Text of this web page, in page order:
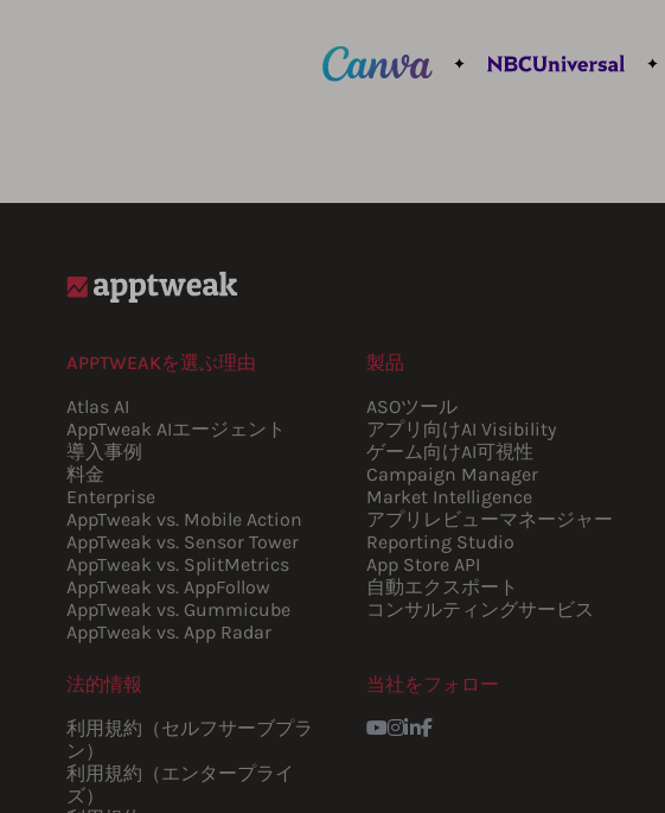
APPTWEAKを選ぶ理由
Atlas AI
AppTweak AIエージェント
導入事例
料金
Enterprise
AppTweak vs. Mobile Action
AppTweak vs. Sensor Tower
AppTweak vs. SplitMetrics
AppTweak vs. AppFollow
AppTweak vs. Gummicube
AppTweak vs. App Radar
製品
ASOツール
アプリ向けAI Visibility
ゲーム向けAI可視性
Campaign Manager
Market Intelligence
アプリレビューマネージャー
Reporting Studio
App Store API
自動エクスポート
コンサルティングサービス
法的情報
利用規約（セルフサーブプラ
ン）
利用規約（エンタープライ
ズ）
当社をフォロー
Youtube
Instagram
LinkedIn
Facebook